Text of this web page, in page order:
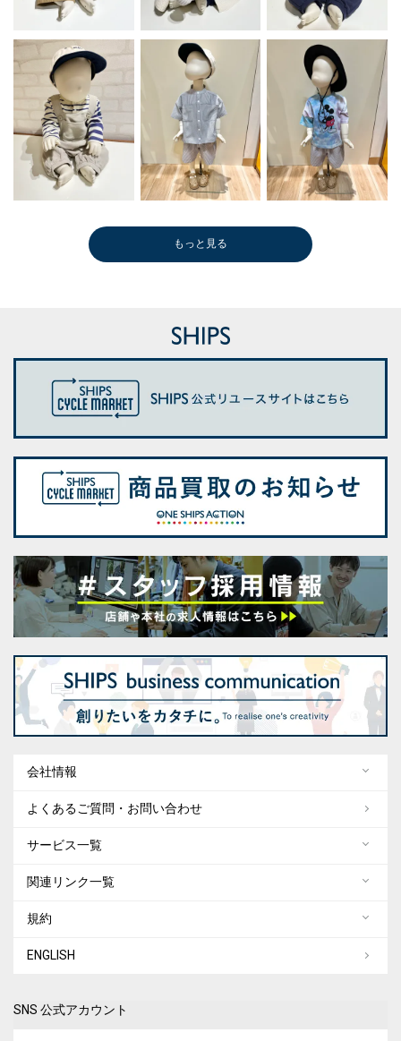
もっと見る
会社情報
よくあるご質問・お問い合わせ
サービス一覧
関連リンク一覧
規約
ENGLISH
SNS 公式アカウント